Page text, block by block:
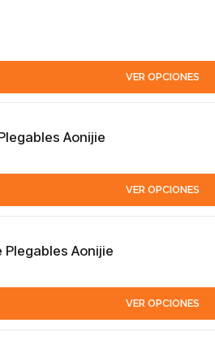
VER OPCIONES
Aonijie
VER OPCIONES
Plegables Aonijie
VER OPCIONES